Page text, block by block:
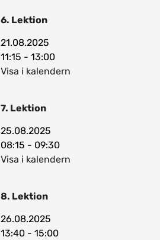
6. Lektion
21.08.2025
11:15 - 13:00
Visa i kalendern
7. Lektion
25.08.2025
08:15 - 09:30
Visa i kalendern
8. Lektion
26.08.2025
13:40 - 15:00